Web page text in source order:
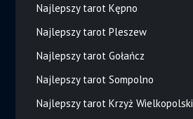
Najlepszy tarot Kępno
Najlepszy tarot Pleszew
Najlepszy tarot Gołańcz
Najlepszy tarot Sompolno
Najlepszy tarot Krzyż Wielkopolski